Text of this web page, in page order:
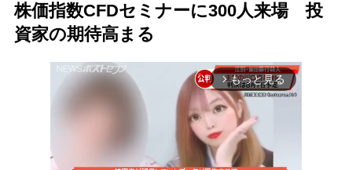
株価指数CFDセミナーに300人来場 投
資家の期待高まる
arrow_forward_ios もっと見る